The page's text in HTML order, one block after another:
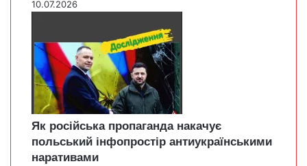
10.07.2026
Як російська пропаганда накачує
польський інфопростір антиукраїнськими
наративами